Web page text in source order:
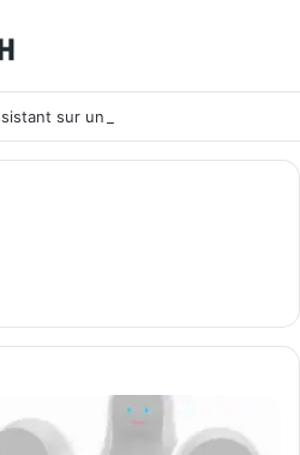
sur un NAS Synology